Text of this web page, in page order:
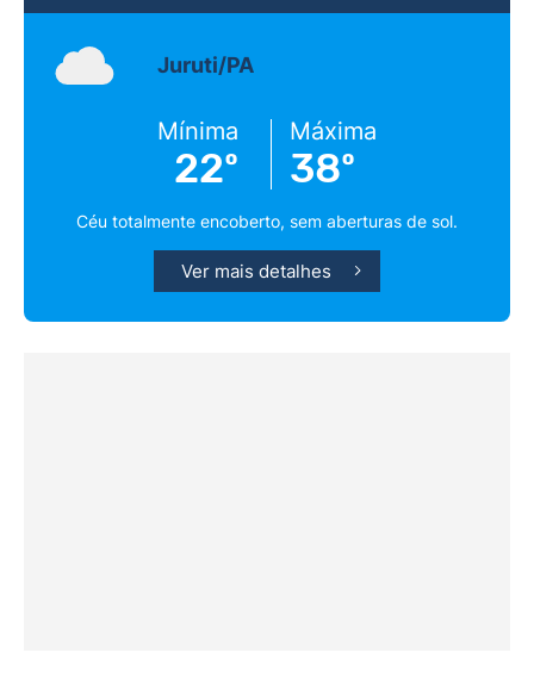
Juruti/PA
Mínima
22º
Máxima
38º
Céu totalmente encoberto, sem aberturas de sol.
Ver mais detalhes